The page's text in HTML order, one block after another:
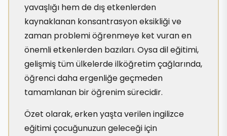
yavaşlığı hem de dış etkenlerden
kaynaklanan konsantrasyon eksikliği ve
zaman problemi öğrenmeye ket vuran en
önemli etkenlerden bazıları. Oysa dil eğitimi,
gelişmiş tüm ülkelerde ilköğretim çağlarında,
öğrenci daha ergenliğe geçmeden
tamamlanan bir öğrenim sürecidir.
Özet olarak, erken yaşta verilen ingilizce
eğitimi çocuğunuzun geleceği için